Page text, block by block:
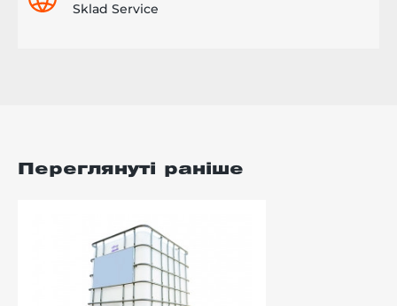
Sklad Service
Переглянуті раніше